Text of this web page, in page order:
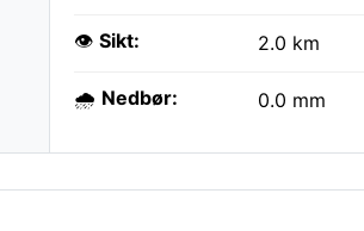
👁️ Sikt: 2.0 km
🌧️ Nedbør: 0.0 mm